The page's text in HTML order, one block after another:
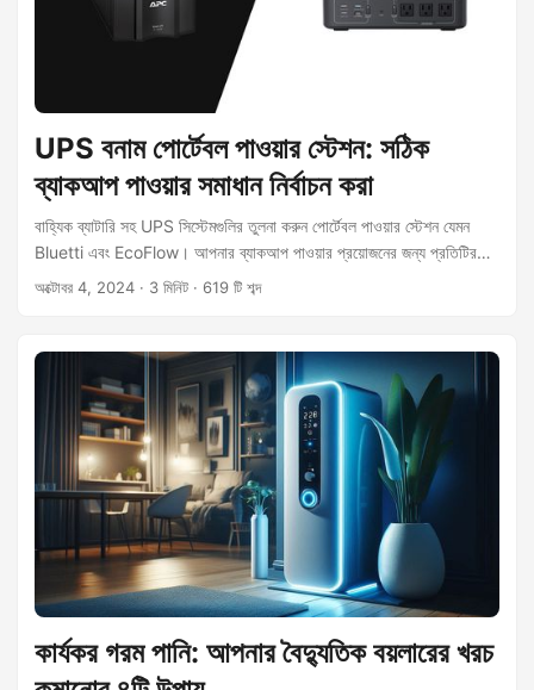
UPS বনাম পোর্টেবল পাওয়ার স্টেশন: সঠিক
ব্যাকআপ পাওয়ার সমাধান নির্বাচন করা
বাহ্যিক ব্যাটারি সহ UPS সিস্টেমগুলির তুলনা করুন পোর্টেবল পাওয়ার স্টেশন যেমন
Bluetti এবং EcoFlow। আপনার ব্যাকআপ পাওয়ার প্রয়োজনের জন্য প্রতিটির
সুবিধা এবং অসুবিধা শিখুন।
অক্টোবর 4, 2024 · 3 মিনিট · 619 টি শব্দ
কার্যকর গরম পানি: আপনার বৈদ্যুতিক বয়লারের খরচ